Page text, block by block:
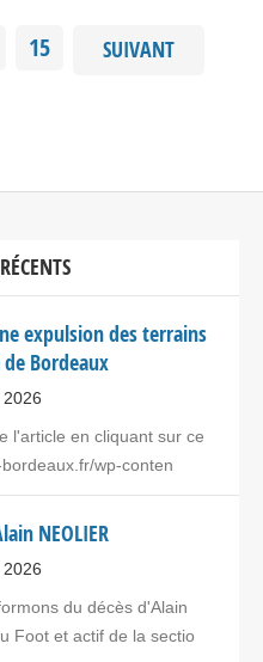
15 SUIVANT
expulsion des terrains
Bordeaux
l'article en cliquant sur ce
wp-conten
NEOLIER
du décès d'Alain
Foot et actif de la sectio